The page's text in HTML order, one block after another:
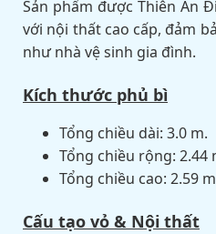
Sản phẩm được Thiên Ân
với nội thất cao cấp, đảm
như nhà vệ sinh gia đình.
Kích thước phủ bì
Tổng chiều dài: 3.0 m.
Tổng chiều rộng: 2.44
Tổng chiều cao: 2.59
Cấu tạo vỏ & Nội thất